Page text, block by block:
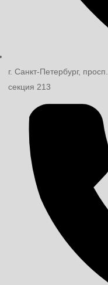
г. Санкт-Петербург,
секция 213